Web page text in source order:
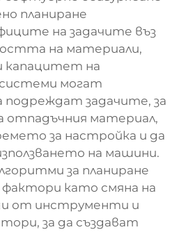
планиране
на задачите въз
на материали,
капацитет на
могат
задачите, за
отпадъчния материал,
за настройка и да
на машини.
за планиране
като смяна на
от инструменти и
за да създават